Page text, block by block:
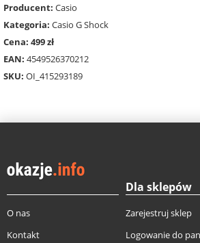
Producent: Casio
Kategoria: Casio G Shock
Cena: 499 zł
EAN: 4549526370212
SKU: OI_415293189
O nas
Kontakt
Dla sklepów
Zarejestruj sklep
Logowanie do